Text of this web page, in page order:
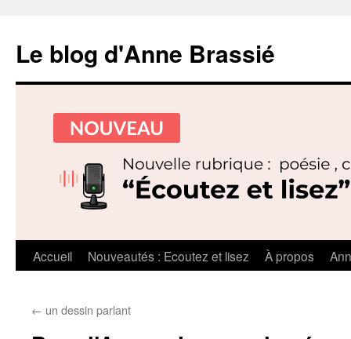
Le blog d'Anne Brassié
Aller
contenu
Accueil Nouveautés : Ecoutez et lisez À propos
← un dessin parlant